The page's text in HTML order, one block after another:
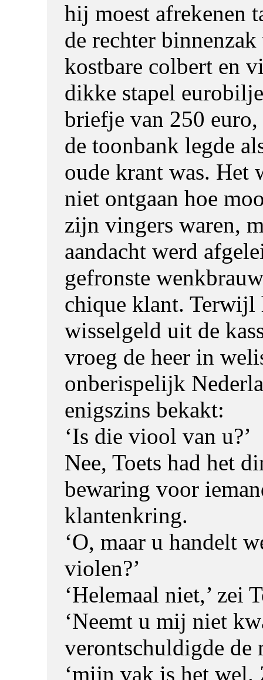
hij moest afrekenen
de rechter
kostbare colbert en
dikke stapel
briefje van 250
de toonbank legde
oude krant was. Het
niet ontgaan hoe
zijn vingers waren,
aandacht werd
gefronste
chique klant. Terwijl
wisselgeld uit de
vroeg de heer in
onberispelijk
enigszins bekakt:
‘Is die viool van u?’
Nee, Toets had het
bewaring voor
klantenkring.
‘O, maar u handelt
violen?’
‘Helemaal niet,’ zei
‘Neemt u mij niet
verontschuldigde de
‘mijn vak is het wel.